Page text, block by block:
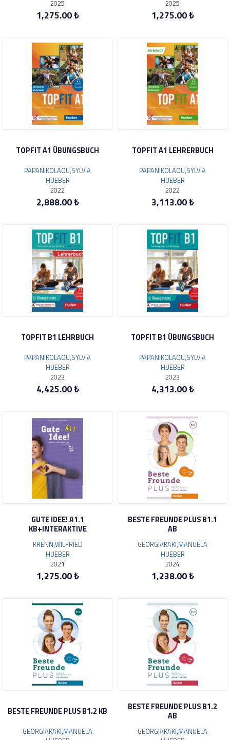
2025
1,275.00 ₺
2025
1,275.00 ₺
TOPFIT A1 ÜBUNGSBUCH
PAPANIKOLAOU,SYLVIA
HUEBER
2022
2,888.00 ₺
TOPFIT A1 LEHRERBUCH
PAPANIKOLAOU,SYLVIA
HUEBER
2022
3,113.00 ₺
TOPFIT B1 LEHRBUCH
PAPANIKOLAOU,SYLVIA
HUEBER
2023
4,425.00 ₺
TOPFIT B1 ÜBUNGSBUCH
PAPANIKOLAOU,SYLVIA
HUEBER
2023
4,313.00 ₺
GUTE IDEE! A1.1
KB+INTERAKTIVE
KRENN,WILFRIED
HUEBER
2021
1,275.00 ₺
BESTE FREUNDE PLUS B1.1
AB
GEORGIAKAKI,MANUELA
HUEBER
2024
1,238.00 ₺
BESTE FREUNDE PLUS B1.2 KB
GEORGIAKAKI,MANUELA
BESTE FREUNDE PLUS B1.2
AB
GEORGIAKAKI,MANUELA